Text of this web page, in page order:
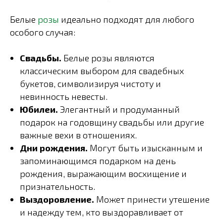
Белые розы идеально подходят для любого
особого случая:
Свадьбы. Белые розы являются
классическим выбором для свадебных
букетов, символизируя чистоту и
невинность невесты.
Юбилеи. Элегантный и продуманный
подарок на годовщину свадьбы или другие
важные вехи в отношениях.
Дни рождения. Могут быть изысканным и
запоминающимся подарком на день
рождения, выражающим восхищение и
признательность.
Выздоровление. Может принести утешение
и надежду тем, кто выздоравливает от